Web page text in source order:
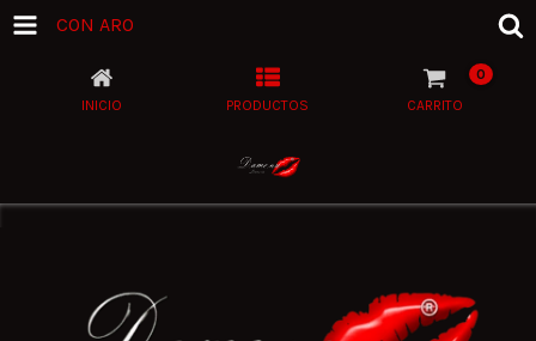
CON ARO
INICIO PRODUCTOS CARRITO
0